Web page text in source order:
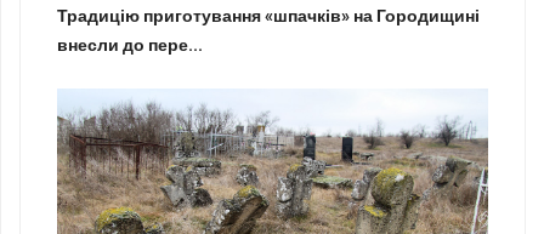
Традицію приготування «шпачків» на Городищині
внесли до пере...